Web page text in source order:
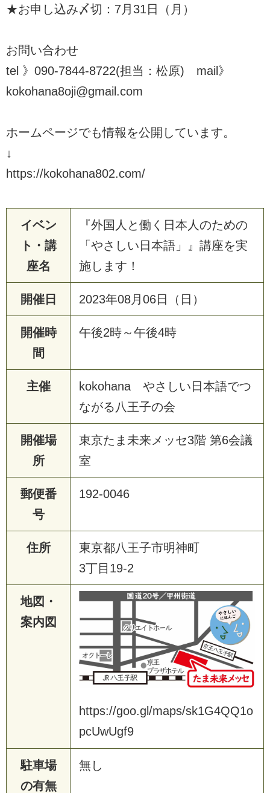
★お申し込み〆切：7月31日（月）
お問い合わせ
tel 》090-7844-8722(担当：松原) mail》
kokohana8oji@gmail.com
ホームページでも情報を公開しています。
↓
https://kokohana802.com/
イベン
ト・講
座名
『外国人と働く日本人のための
「やさしい日本語」』講座を実
施します！
開催日 2023年08月06日（日）
開催時
間
午後2時～午後4時
主催
kokohana やさしい日本語でつ
ながる八王子の会
開催場
所
東京たま未来メッセ3階 第6会議
室
郵便番
号
192-0046
住所
東京都八王子市明神町
3丁目19-2
地図・
案内図
https://goo.gl/maps/sk1G4QQ1o
pcUwUgf9
駐車場
の有無
無し